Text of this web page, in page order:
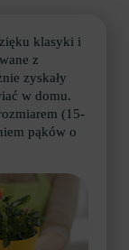
klasyki i
z
zyskały
w domu.
(15-
pąków o